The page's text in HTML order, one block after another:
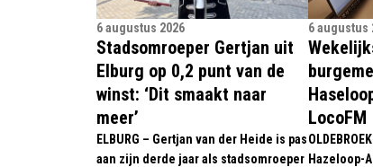
6 augustus 2026
Stadsomroeper Gertjan uit
Elburg op 0,2 punt van de
winst: ‘Dit smaakt naar
meer’
ELBURG – Gertjan van der Heide is pas
aan zijn derde jaar als stadsomroeper
6 augustus
LocoFM
Hazeloop-